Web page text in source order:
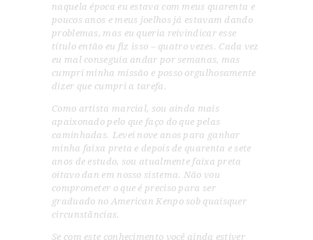
naquela época eu estava com meus quarenta e
poucos anos e meus joelhos já estavam dando
problemas, mas eu queria reivindicar esse
título então eu fiz isso – quatro vezes. Cada vez
eu mal conseguia andar por semanas, mas
cumpri minha missão e posso orgulhosamente
dizer que cumpri a tarefa.
Como artista marcial, sou ainda mais
apaixonado pelo que faço do que pelas
caminhadas. Levei nove anos para ganhar
minha faixa preta e depois de quarenta e sete
anos de estudo, sou atualmente faixa preta
oitavo dan em nosso sistema. Não vou
comprometer o que é preciso para ser
graduado no American Kenpo sob quaisquer
circunstâncias.
Se com este conhecimento você ainda estiver